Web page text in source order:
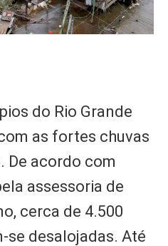
do Rio Grande
as fortes chuvas
De acordo com
assessoria de
cerca de 4.500
se desalojadas. Até